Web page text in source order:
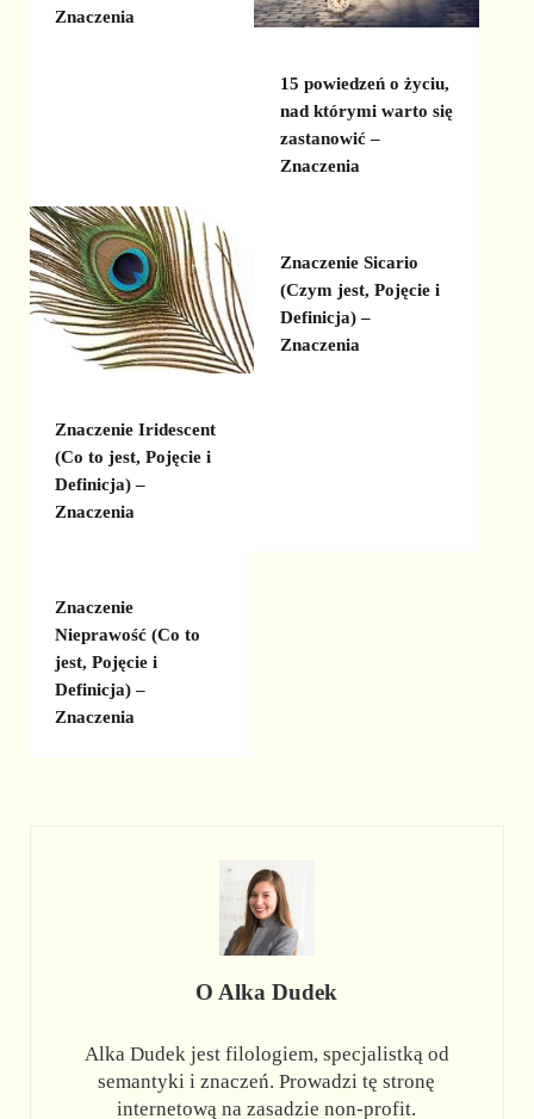
Znaczenia
15 powiedzeń o życiu,
nad którymi warto się
zastanowić –
Znaczenia
Znaczenie Iridescent
(Co to jest, Pojęcie i
Definicja) –
Znaczenia
Znaczenie Sicario
(Czym jest, Pojęcie i
Definicja) –
Znaczenia
Znaczenie
Nieprawość (Co to
jest, Pojęcie i
Definicja) –
Znaczenia
O Alka Dudek
Alka Dudek jest filologiem, specjalistką od
semantyki i znaczeń. Prowadzi tę stronę
internetową na zasadzie non-profit.